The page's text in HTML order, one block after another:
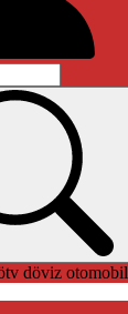
döviz otomobil